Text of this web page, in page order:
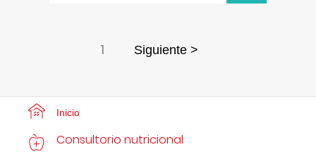
1 Siguiente >
Inicio
Consultorio nutricional